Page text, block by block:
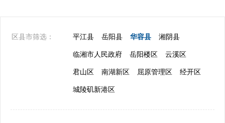
区县市筛选： 平江县 岳阳县 华容县 湘阴县
临湘市人民政府 岳阳楼区 云溪区
君山区 南湖新区 屈原管理区 经开区
城陵矶新港区